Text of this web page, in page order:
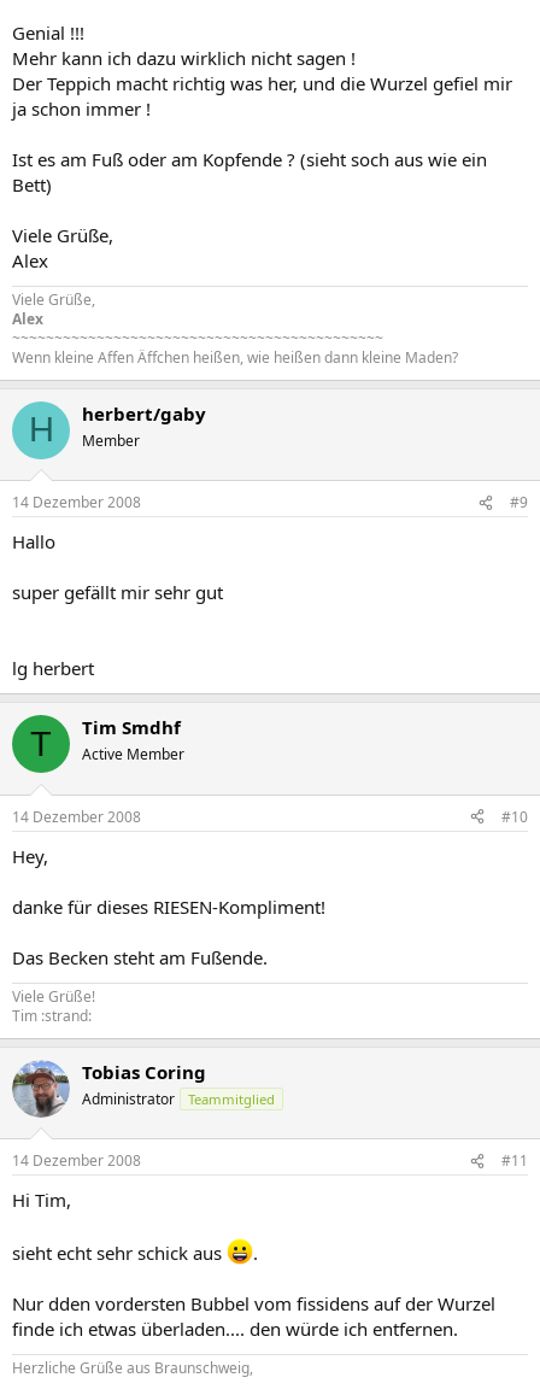
Genial !!!
Mehr kann ich dazu wirklich nicht sagen !
Der Teppich macht richtig was her, und die Wurzel gefiel mir
ja schon immer !
Ist es am Fuß oder am Kopfende ? (sieht soch aus wie ein
Bett)
Viele Grüße,
Alex
Viele Grüße,
Alex
~~~~~~~~~~~~~~~~~~~~~~~~~~~~~~~~~~~~~~~~~~~~
Wenn kleine Affen Äffchen heißen, wie heißen dann kleine Maden?
H herbert/gaby
Member
14 Dezember 2008 #9
Hallo
super gefällt mir sehr gut
lg herbert
T Tim Smdhf
Active Member
14 Dezember 2008 #10
Hey,
danke für dieses RIESEN-Kompliment!
Das Becken steht am Fußende.
Viele Grüße!
Tim :strand:
Tobias Coring
Administrator Teammitglied
14 Dezember 2008 #11
Hi Tim,
sieht echt sehr schick aus .
Nur dden vordersten Bubbel vom fissidens auf der Wurzel
finde ich etwas überladen.... den würde ich entfernen.
Herzliche Grüße aus Braunschweig,